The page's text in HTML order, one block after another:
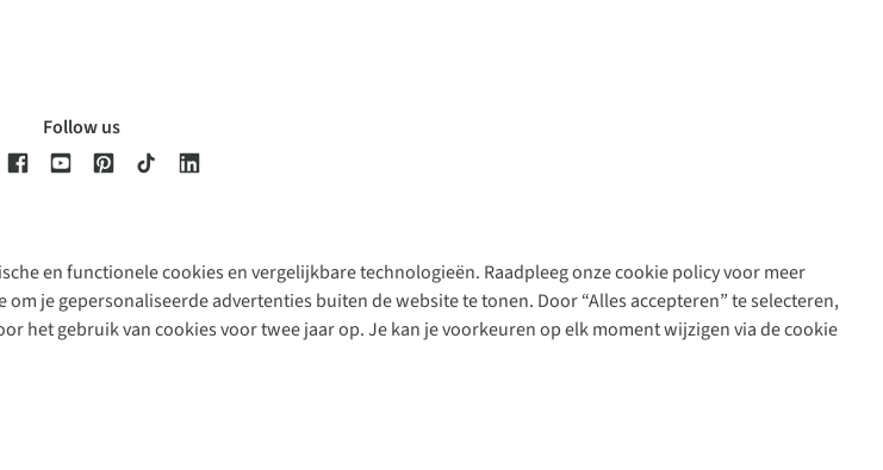
en functionele cookies en vergelijkbare technologieën. Raadpleeg onze cookie policy voor meer
je gepersonaliseerde advertenties buiten de website te tonen. Door “Alles accepteren” te selecteren,
het gebruik van cookies voor twee jaar op. Je kan je voorkeuren op elk moment wijzigen via de cookie
Follow us